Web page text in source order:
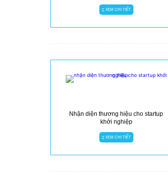
XEM CHI TIẾT
Nhận diện thương hiệu cho startup
khởi nghiệp
XEM CHI TIẾT